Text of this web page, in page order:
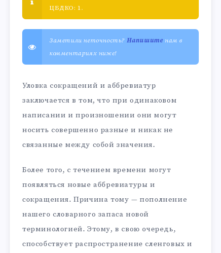
ЦБДКО: 1.
Заметили неточность? Напишитенам в
комментариях ниже!
Уловка сокращений и аббревиатур
заключается в том, что при одинаковом
написании и произношении они могут
носить совершенно разные и никак не
связанные между собой значения.
Более того, с течением времени могут
появляться новые аббревиатуры и
сокращения. Причина тому — пополнение
нашего словарного запаса новой
терминологией. Этому, в свою очередь,
способствует распространение сленговых и